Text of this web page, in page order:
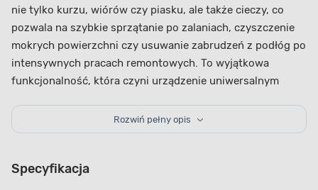
nie tylko kurzu, wiórów czy piasku, ale także cieczy, co
pozwala na szybkie sprzątanie po zalaniach, czyszczenie
mokrych powierzchni czy usuwanie zabrudzeń z podłóg po
intensywnych pracach remontowych. To wyjątkowa
funkcjonalność, która czyni urządzenie uniwersalnym
Pojemność 30 L – wygodne
Z pojemnością 30 litrów, odkurzacz YATO pozwala na
Rozwiń pełny opis
Specyfikacja